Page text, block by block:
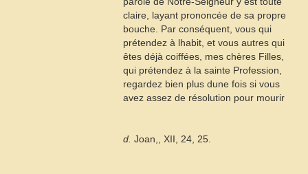
claire, layant prononcée de sa propre
bouche. Par conséquent, vous qui
prétendez à lhabit, et vous autres qui
êtes déjà coiffées, mes chères Filles,
qui prétendez à la sainte Profession,
regardez bien plus dune fois si vous
avez assez de résolution pour mourir
d. Joan,, XII, 24, 25.